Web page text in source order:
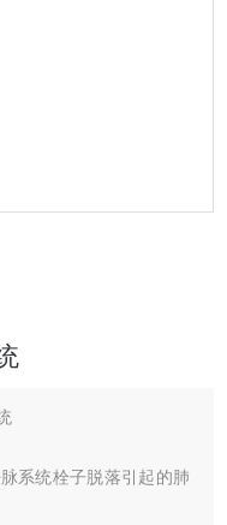
系统栓子脱落引起的肺